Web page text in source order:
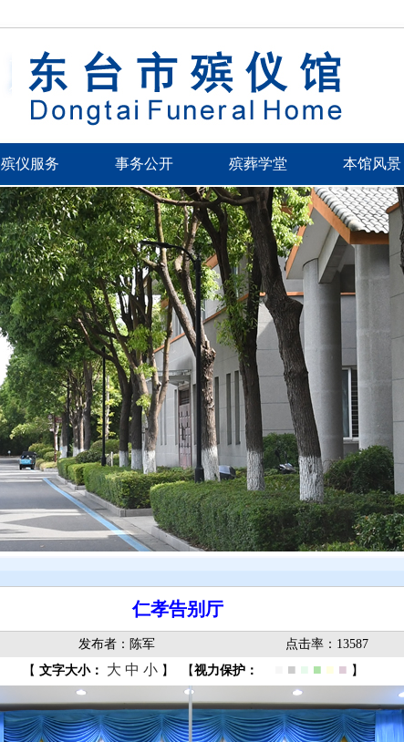
殡仪服务 事务公开 殡葬学堂 本馆风景
仁孝告别厅
发布者：陈军 点击率：13587
【 文字大小： 大 中 小 】 【视力保护： ■ ■ ■ ■ ■ 】